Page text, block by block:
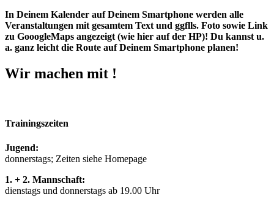
In Deinem Kalender auf Deinem Smartphone werden alle
Veranstaltungen mit gesamtem Text und ggflls. Foto sowie Link
zu GooogleMaps angezeigt (wie hier auf der HP)! Du kannst u.
a. ganz leicht die Route auf Deinem Smartphone planen!
Wir machen mit !
Trainingszeiten
Jugend:
donnerstags; Zeiten siehe Homepage
1. + 2. Mannschaft:
dienstags und donnerstags ab 19.00 Uhr